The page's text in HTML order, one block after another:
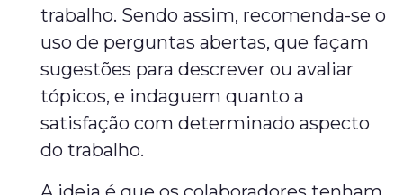
trabalho. Sendo assim, recomenda-se o
uso de perguntas abertas, que façam
sugestões para descrever ou avaliar
tópicos, e indaguem quanto a
satisfação com determinado aspecto
do trabalho.